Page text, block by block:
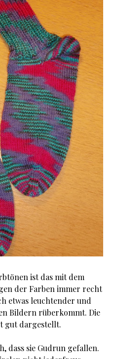
ist das mit dem
der Farben immer recht
etwas leuchtender und
Bildern rüberkommt. Die
gut dargestellt.
dass sie Gudrun gefallen.